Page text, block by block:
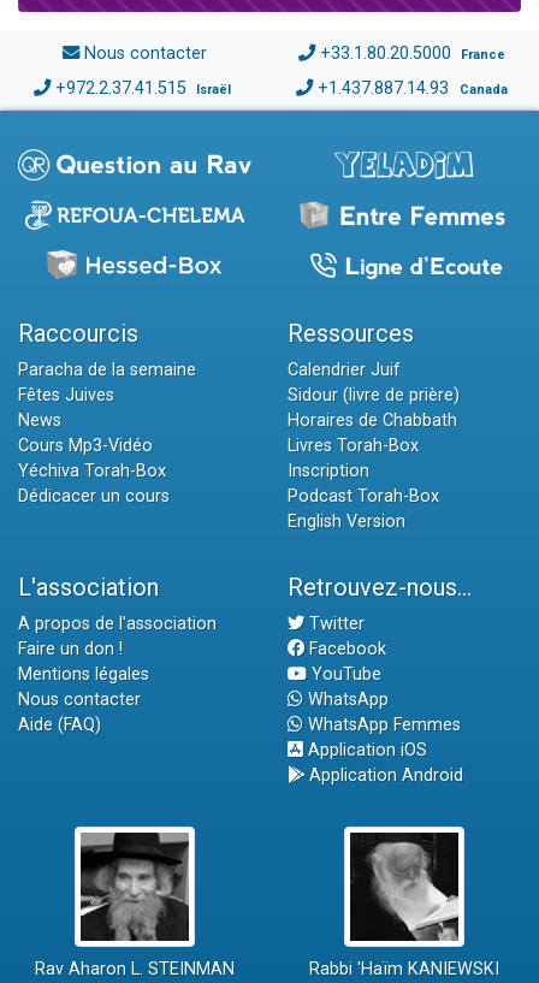
Nous contacter +33.1.80.20.5000 France
+972.2.37.41.515 Israël +1.437.887.14.93 Canada
Raccourcis
Paracha de la semaine
Fêtes Juives
News
Cours Mp3-Vidéo
Yéchiva Torah-Box
Dédicacer un cours
Ressources
Calendrier Juif
Sidour (livre de prière)
Horaires de Chabbath
Livres Torah-Box
Inscription
Podcast Torah-Box
English Version
L'association
A propos de l'association
Faire un don !
Mentions légales
Nous contacter
Aide (FAQ)
Retrouvez-nous...
Twitter
Facebook
YouTube
WhatsApp
WhatsApp Femmes
Application iOS
Application Android
Rav Aharon L. STEINMAN Rabbi 'Haïm KANIEWSKI